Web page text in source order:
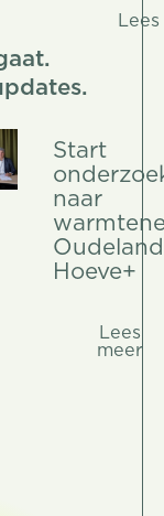
Start
naar
Hoeve+
Lees
meer